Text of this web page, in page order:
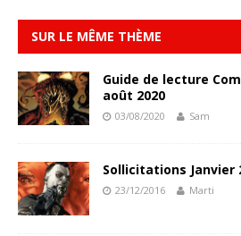
SUR LE MÊME THÈME
Guide de lecture
août 2020
03/08/2020 Sam
Sollicitations Janvier
23/12/2016 Marti